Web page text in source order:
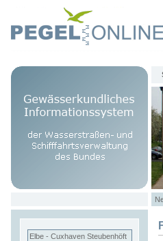
Elbe - Cuxhaven Steubenhöft